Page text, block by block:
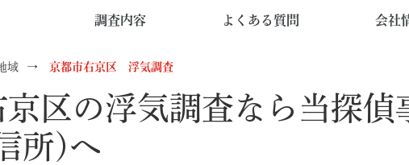
調査内容 よくある質問 会社
域 京都市右京区 浮気調査
区の浮気調査なら当探偵
所)へ